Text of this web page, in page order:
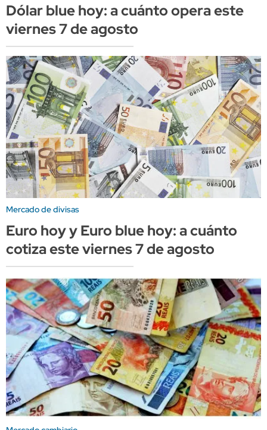
Dólar blue hoy: a cuánto opera este
viernes 7 de agosto
Mercado de divisas
Euro hoy y Euro blue hoy: a cuánto
cotiza este viernes 7 de agosto